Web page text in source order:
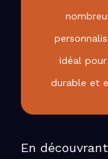
idéal
durable et
En